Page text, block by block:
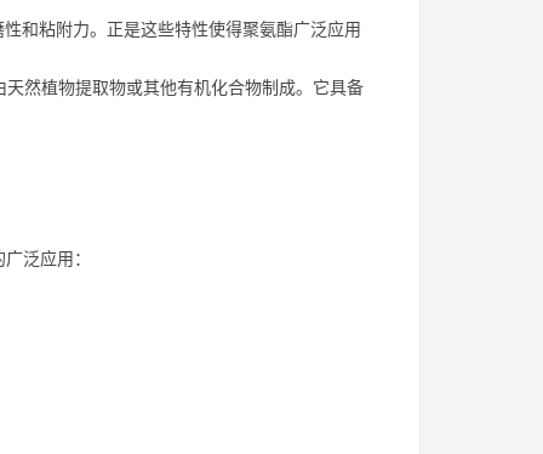
和粘附力。正是这些特性使得聚氨酯广泛应用
然植物提取物或其他有机化合物制成。它具备
泛应用：